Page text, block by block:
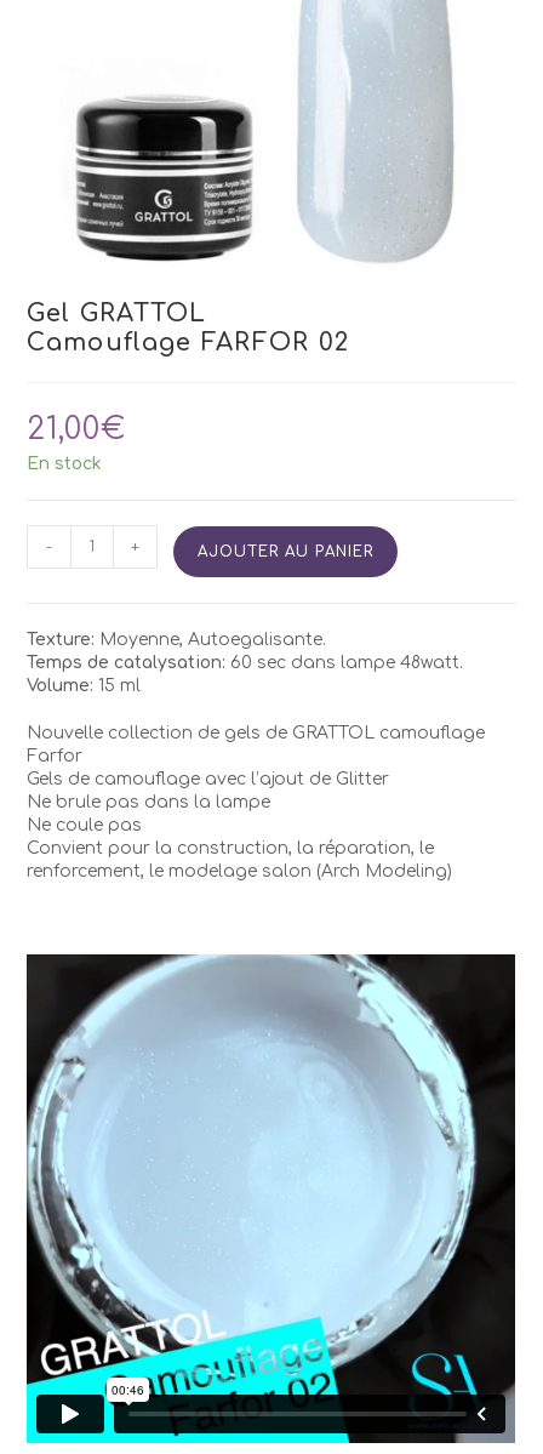
Gel GRATTOL
Camouflage FARFOR 02
21,00€
En stock
quantité
FARFOR
02
- + AJOUTER AU PANIER
Texture: Moyenne, Autoegalisante.
Temps de catalysation: 60 sec dans lampe 48watt.
Volume:15 ml
Nouvelle collection de gels de GRATTOL camouflage
Farfor
Gels de camouflage avec l’ajout de Glitter
Ne brule pas dans la lampe
Ne coule pas
Convient pour la construction, la réparation, le
renforcement, le modelage salon (Arch Modeling)